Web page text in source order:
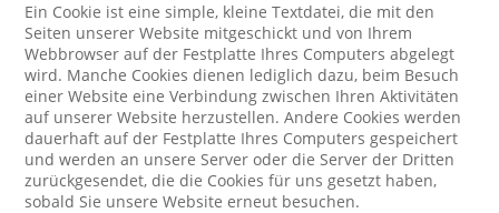
Ein Cookie ist eine simple, kleine Textdatei, die mit den
Seiten unserer Website mitgeschickt und von Ihrem
Webbrowser auf der Festplatte Ihres Computers abgelegt
wird. Manche Cookies dienen lediglich dazu, beim Besuch
einer Website eine Verbindung zwischen Ihren Aktivitäten
auf unserer Website herzustellen. Andere Cookies werden
dauerhaft auf der Festplatte Ihres Computers gespeichert
und werden an unsere Server oder die Server der Dritten
zurückgesendet, die die Cookies für uns gesetzt haben,
sobald Sie unsere Website erneut besuchen.